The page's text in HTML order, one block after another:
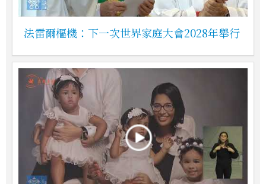
法雷爾樞機：下一次世界家庭大會2028年舉行